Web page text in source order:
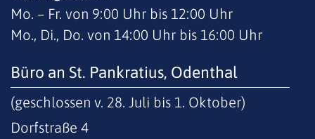
Mo. – Fr. von 9:00 Uhr bis 12:00 Uhr
Mo., Di., Do. von 14:00 Uhr bis 16:00 Uhr
Büro an St. Pankratius, Odenthal
(geschlossen v. 28. Juli bis 1. Oktober)
Dorfstraße 4